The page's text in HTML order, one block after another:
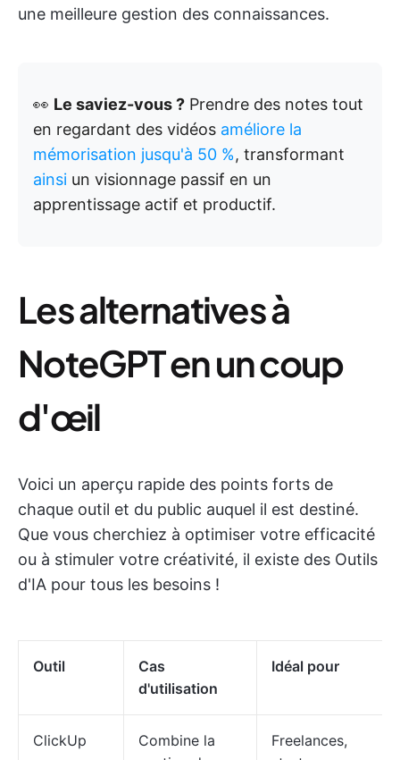
une meilleure gestion des connaissances.
👀 Le saviez-vous ? Prendre des notes tout
en regardant des vidéos améliore la
mémorisation jusqu'à 50 %, transformant
ainsi un visionnage passif en un
apprentissage actif et productif.
Les alternatives à
NoteGPT en un coup
d'œil
Voici un aperçu rapide des points forts de
chaque outil et du public auquel il est destiné.
Que vous cherchiez à optimiser votre efficacité
ou à stimuler votre créativité, il existe des Outils
d'IA pour tous les besoins !
Outil
Cas
d'utilisation
Idéal pour
ClickUp
Combine la
Freelances,